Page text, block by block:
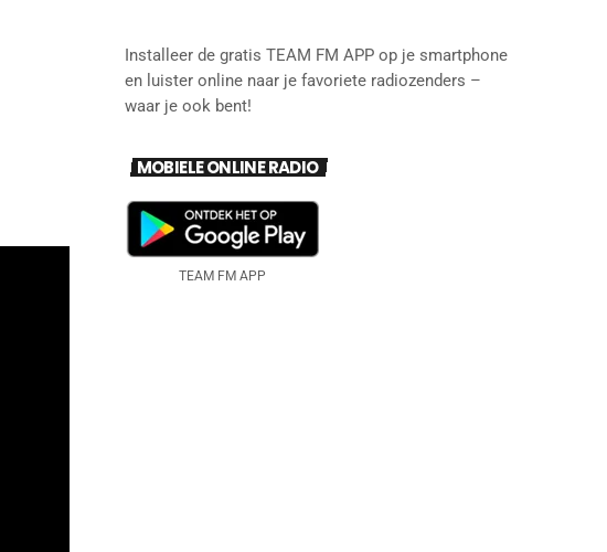
Installeer de gratis TEAM FM APP op je smartphone
en luister online naar je favoriete radiozenders –
waar je ook bent!
MOBIELE ONLINE RADIO
TEAM FM APP